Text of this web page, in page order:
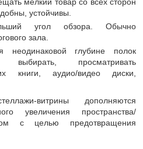
мелкий товар со всех сторон
устойчивы.
угол обзора. Обычно
зала.
неодинаковой глубине полок
выбирать, просматривать
книги, аудио/видео диски,
витрины дополняются
увеличения пространства/
с целью предотвращения